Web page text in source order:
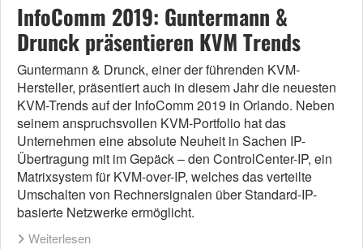
InfoComm 2019: Guntermann &
Drunck präsentieren KVM Trends
Guntermann & Drunck, einer der führenden KVM-
Hersteller, präsentiert auch in diesem Jahr die neuesten
KVM-Trends auf der InfoComm 2019 in Orlando. Neben
seinem anspruchsvollen KVM-Portfolio hat das
Unternehmen eine absolute Neuheit in Sachen IP-
Übertragung mit im Gepäck – den ControlCenter-IP, ein
Matrixsystem für KVM-over-IP, welches das verteilte
Umschalten von Rechnersignalen über Standard-IP-
basierte Netzwerke ermöglicht.
Weiterlesen